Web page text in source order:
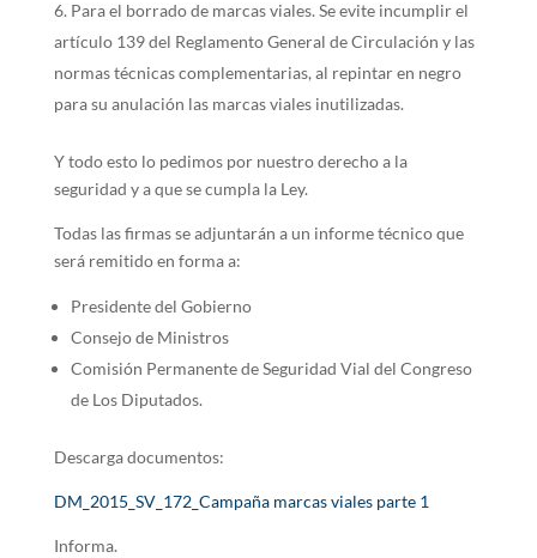
Para el borrado de marcas viales. Se evite incumplir el
artículo 139 del Reglamento General de Circulación y las
normas técnicas complementarias, al repintar en negro
para su anulación las marcas viales inutilizadas.
Y todo esto lo pedimos por nuestro derecho a la
seguridad y a que se cumpla la Ley.
Todas las firmas se adjuntarán a un informe técnico que
será remitido en forma a:
Presidente del Gobierno
Consejo de Ministros
Comisión Permanente de Seguridad Vial del Congreso
de Los Diputados.
Descarga documentos:
DM_2015_SV_172_Campaña marcas viales parte 1
Informa.